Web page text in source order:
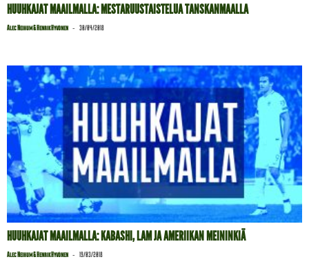
HUUHKAJAT MAAILMALLA: MESTARUUSTAISTELUA TANSKANMAALLA
Alec Neihum & Henrik Hyvönen - 30/04/2018
HUUHKAJAT MAAILMALLA: KABASHI, LAM JA AMERIIKAN MEININKIÄ
Alec Neihum & Henrik Hyvönen - 19/03/2018